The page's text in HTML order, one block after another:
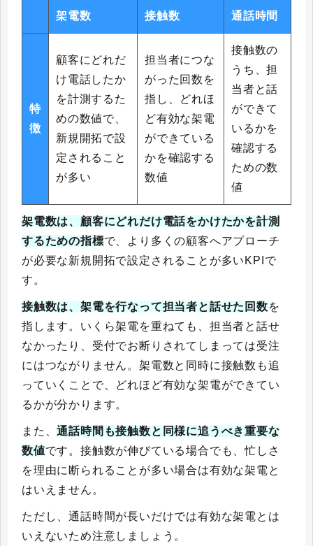
架電数 接触数 通話時間
特
徴
顧客にどれだ
け電話したか
を計測するた
めの数値で、
新規開拓で設
定されること
が多い
担当者につな
がった回数を
指し、どれほ
ど有効な架電
ができている
かを確認する
数値
接触数の
うち、担
当者と話
ができて
いるかを
確認する
ための数
値
架電数は、顧客にどれだけ電話をかけたかを計測
するための指標で、より多くの顧客へアプローチ
が必要な新規開拓で設定されることが多いKPIで
す。
接触数は、架電を行なって担当者と話せた回数を
指します。いくら架電を重ねても、担当者と話せ
なかったり、受付でお断りされてしまっては受注
にはつながりません。架電数と同時に接触数も追
っていくことで、どれほど有効な架電ができてい
るかが分かります。
また、通話時間も接触数と同様に追うべき重要な
数値です。接触数が伸びている場合でも、忙しさ
を理由に断られることが多い場合は有効な架電と
はいえません。
ただし、通話時間が長いだけでは有効な架電とは
いえないため注意しましょう。